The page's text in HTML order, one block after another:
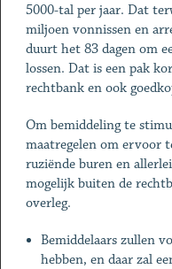
5000-tal per jaar. Dat
miljoen vonnissen en
duurt het 83 dagen om
lossen. Dat is een pak
rechtbank en ook
Om bemiddeling te
maatregelen om ervoor
ruziënde buren en
mogelijk buiten de
overleg.
Bemiddelaars zullen
hebben, en daar zal